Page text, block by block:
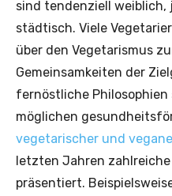
sind tendenziell weiblich,
städtisch. Viele
über den Vegetarismus
Gemeinsamkeiten der
fernöstliche Philosophien
möglichen
vegetarischer und
letzten Jahren
präsentiert.